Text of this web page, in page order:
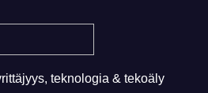
teknologia & tekoäly